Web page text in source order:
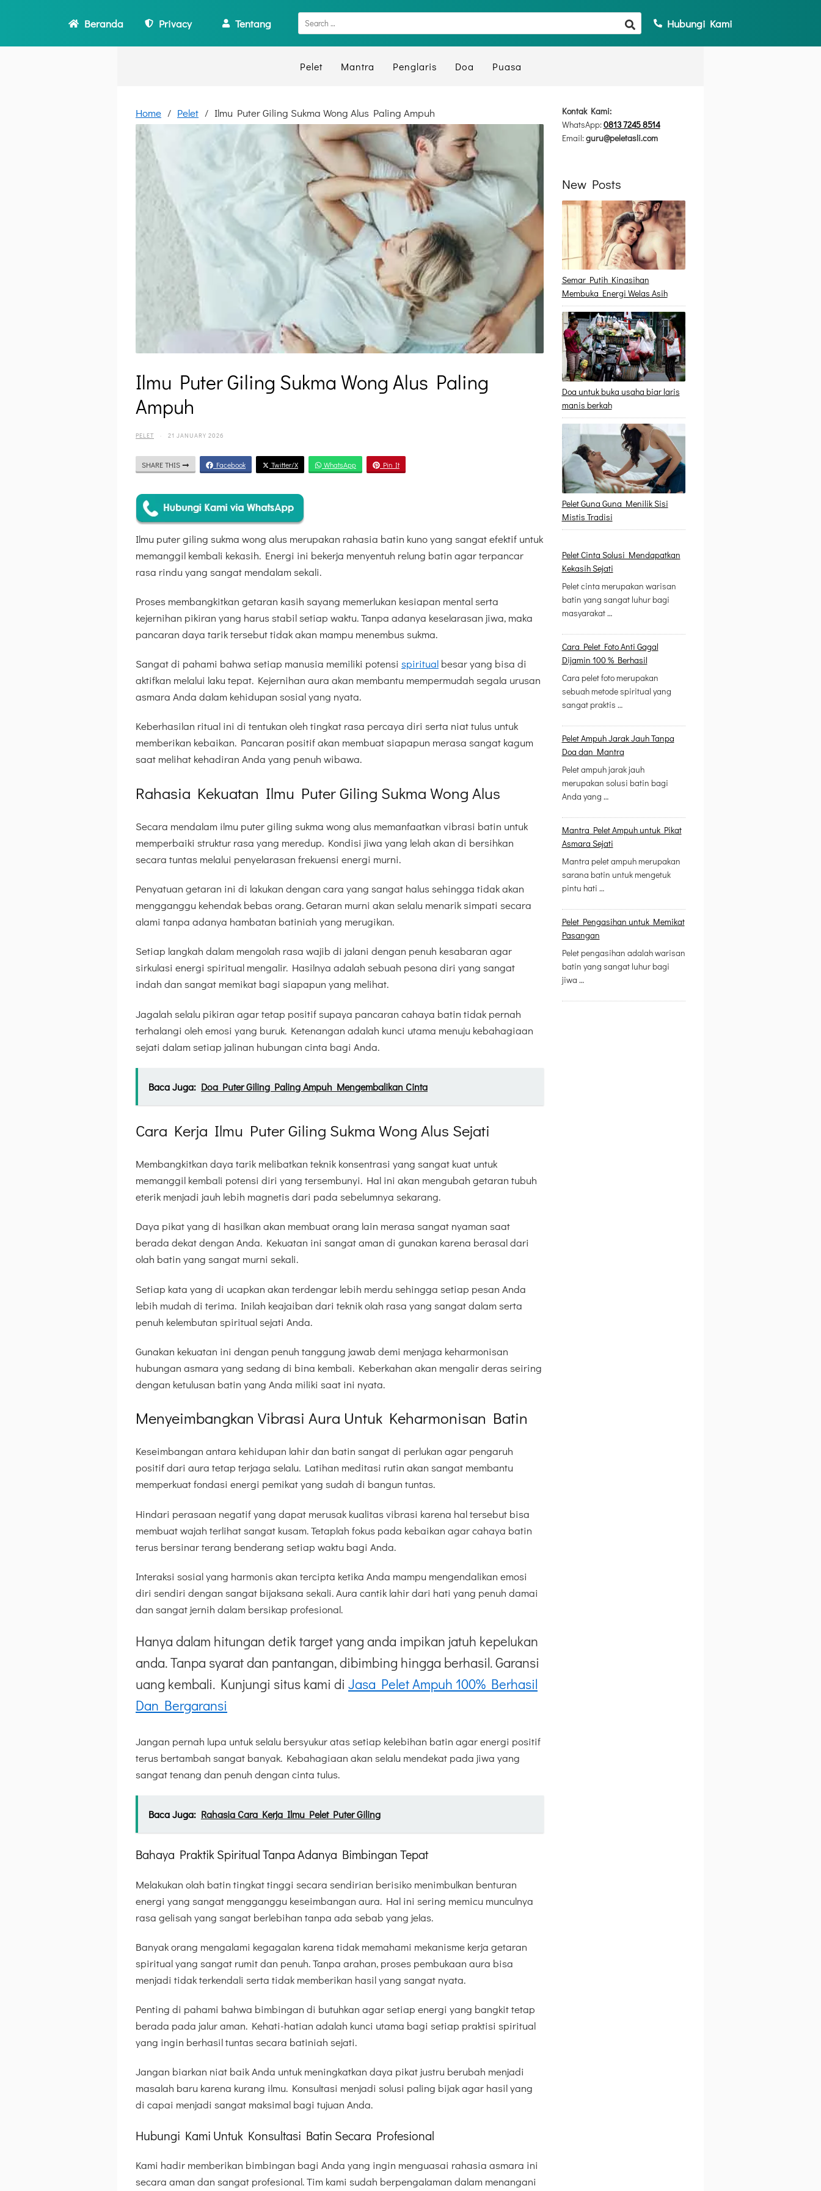
Beranda Privacy Tentang Hubungi Kami
Pelet Mantra Penglaris Doa Puasa
Home Pelet Ilmu Puter Giling Sukma Wong Alus Paling Ampuh
Ilmu Puter Giling Sukma Wong Alus Paling
Ampuh
PELET · 21 JANUARY 2026
SHARE THIS Facebook Twitter/X WhatsApp Pin It
Ilmu puter giling sukma wong alus merupakan rahasia batin kuno yang sangat efektif untuk
memanggil kembali kekasih. Energi ini bekerja menyentuh relung batin agar terpancar
rasa rindu yang sangat mendalam sekali.
Proses membangkitkan getaran kasih sayang memerlukan kesiapan mental serta
kejernihan pikiran yang harus stabil setiap waktu. Tanpa adanya keselarasan jiwa, maka
pancaran daya tarik tersebut tidak akan mampu menembus sukma.
Sangat di pahami bahwa setiap manusia memiliki potensi spiritual besar yang bisa di
aktifkan melalui laku tepat. Kejernihan aura akan membantu mempermudah segala urusan
asmara Anda dalam kehidupan sosial yang nyata.
Keberhasilan ritual ini di tentukan oleh tingkat rasa percaya diri serta niat tulus untuk
memberikan kebaikan. Pancaran positif akan membuat siapapun merasa sangat kagum
saat melihat kehadiran Anda yang penuh wibawa.
Rahasia Kekuatan Ilmu Puter Giling Sukma Wong Alus
Secara mendalam ilmu puter giling sukma wong alus memanfaatkan vibrasi batin untuk
memperbaiki struktur rasa yang meredup. Kondisi jiwa yang lelah akan di bersihkan
secara tuntas melalui penyelarasan frekuensi energi murni.
Penyatuan getaran ini di lakukan dengan cara yang sangat halus sehingga tidak akan
mengganggu kehendak bebas orang. Getaran murni akan selalu menarik simpati secara
alami tanpa adanya hambatan batiniah yang merugikan.
Setiap langkah dalam mengolah rasa wajib di jalani dengan penuh kesabaran agar
sirkulasi energi spiritual mengalir. Hasilnya adalah sebuah pesona diri yang sangat
indah dan sangat memikat bagi siapapun yang melihat.
Jagalah selalu pikiran agar tetap positif supaya pancaran cahaya batin tidak pernah
terhalangi oleh emosi yang buruk. Ketenangan adalah kunci utama menuju kebahagiaan
sejati dalam setiap jalinan hubungan cinta bagi Anda.
Baca Juga: Doa Puter Giling Paling Ampuh Mengembalikan Cinta
Cara Kerja Ilmu Puter Giling Sukma Wong Alus Sejati
Membangkitkan daya tarik melibatkan teknik konsentrasi yang sangat kuat untuk
memanggil kembali potensi diri yang tersembunyi. Hal ini akan mengubah getaran tubuh
eterik menjadi jauh lebih magnetis dari pada sebelumnya sekarang.
Daya pikat yang di hasilkan akan membuat orang lain merasa sangat nyaman saat
berada dekat dengan Anda. Kekuatan ini sangat aman di gunakan karena berasal dari
olah batin yang sangat murni sekali.
Setiap kata yang di ucapkan akan terdengar lebih merdu sehingga setiap pesan Anda
lebih mudah di terima. Inilah keajaiban dari teknik olah rasa yang sangat dalam serta
penuh kelembutan spiritual sejati Anda.
Gunakan kekuatan ini dengan penuh tanggung jawab demi menjaga keharmonisan
hubungan asmara yang sedang di bina kembali. Keberkahan akan mengalir deras seiring
dengan ketulusan batin yang Anda miliki saat ini nyata.
Menyeimbangkan Vibrasi Aura Untuk Keharmonisan Batin
Keseimbangan antara kehidupan lahir dan batin sangat di perlukan agar pengaruh
positif dari aura tetap terjaga selalu. Latihan meditasi rutin akan sangat membantu
memperkuat fondasi energi pemikat yang sudah di bangun tuntas.
Hindari perasaan negatif yang dapat merusak kualitas vibrasi karena hal tersebut bisa
membuat wajah terlihat sangat kusam. Tetaplah fokus pada kebaikan agar cahaya batin
terus bersinar terang benderang setiap waktu bagi Anda.
Interaksi sosial yang harmonis akan tercipta ketika Anda mampu mengendalikan emosi
diri sendiri dengan sangat bijaksana sekali. Aura cantik lahir dari hati yang penuh damai
dan sangat jernih dalam bersikap profesional.
Hanya dalam hitungan detik target yang anda impikan jatuh kepelukan
anda. Tanpa syarat dan pantangan, dibimbing hingga berhasil. Garansi
uang kembali. Kunjungi situs kami di Jasa Pelet Ampuh 100% Berhasil
Dan Bergaransi
Jangan pernah lupa untuk selalu bersyukur atas setiap kelebihan batin agar energi positif
terus bertambah sangat banyak. Kebahagiaan akan selalu mendekat pada jiwa yang
sangat tenang dan penuh dengan cinta tulus.
Baca Juga: Rahasia Cara Kerja Ilmu Pelet Puter Giling
Bahaya Praktik Spiritual Tanpa Adanya Bimbingan Tepat
Melakukan olah batin tingkat tinggi secara sendirian berisiko menimbulkan benturan
energi yang sangat mengganggu keseimbangan aura. Hal ini sering memicu munculnya
rasa gelisah yang sangat berlebihan tanpa ada sebab yang jelas.
Banyak orang mengalami kegagalan karena tidak memahami mekanisme kerja getaran
spiritual yang sangat rumit dan penuh. Tanpa arahan, proses pembukaan aura bisa
menjadi tidak terkendali serta tidak memberikan hasil yang sangat nyata.
Penting di pahami bahwa bimbingan di butuhkan agar setiap energi yang bangkit tetap
berada pada jalur aman. Kehati-hatian adalah kunci utama bagi setiap praktisi spiritual
yang ingin berhasil tuntas secara batiniah sejati.
Jangan biarkan niat baik Anda untuk meningkatkan daya pikat justru berubah menjadi
masalah baru karena kurang ilmu. Konsultasi menjadi solusi paling bijak agar hasil yang
di capai menjadi sangat maksimal bagi tujuan Anda.
Hubungi Kami Untuk Konsultasi Batin Secara Profesional
Kami hadir memberikan bimbingan bagi Anda yang ingin menguasai rahasia asmara ini
secara aman dan sangat profesional. Tim kami sudah berpengalaman dalam menangani
Kontak Kami:
WhatsApp:0813 7245 8514
Email:guru@peletasli.com
New Posts
Semar Putih Kinasihan
Membuka Energi Welas Asih
Doa untuk buka usaha biar laris
manis berkah
Pelet Guna Guna Menilik Sisi
Mistis Tradisi
Pelet Cinta Solusi Mendapatkan
Kekasih Sejati
Pelet cinta merupakan warisan
batin yang sangat luhur bagi
masyarakat …
Cara Pelet Foto Anti Gagal
Dijamin 100 % Berhasil
Cara pelet foto merupakan
sebuah metode spiritual yang
sangat praktis …
Pelet Ampuh Jarak Jauh Tanpa
Doa dan Mantra
Pelet ampuh jarak jauh
merupakan solusi batin bagi
Anda yang …
Mantra Pelet Ampuh untuk Pikat
Asmara Sejati
Mantra pelet ampuh merupakan
sarana batin untuk mengetuk
pintu hati …
Pelet Pengasihan untuk Memikat
Pasangan
Pelet pengasihan adalah warisan
batin yang sangat luhur bagi
jiwa …